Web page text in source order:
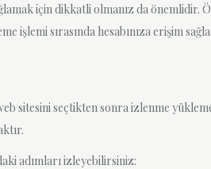
için dikkatli olmanız da
işlemi sırasında hesabınıza erişim
sitesini seçtikten sonra izlenme
adımları izleyebilirsiniz: